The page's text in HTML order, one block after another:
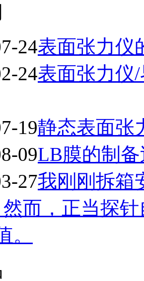
24表面张力仪
24表面张力仪
19静态表面张
09LB膜的制
27我刚刚拆箱
而，正当探
。